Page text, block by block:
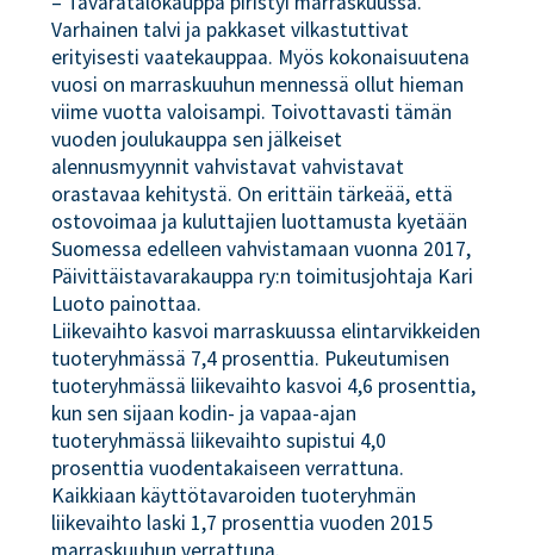
Varhainen talvi ja pakkaset vilkastuttivat
erityisesti vaatekauppaa. Myös kokonaisuutena
vuosi on marraskuuhun mennessä ollut hieman
viime vuotta valoisampi. Toivottavasti tämän
vuoden joulukauppa sen jälkeiset
alennusmyynnit vahvistavat vahvistavat
orastavaa kehitystä. On erittäin tärkeää, että
ostovoimaa ja kuluttajien luottamusta kyetään
Suomessa edelleen vahvistamaan vuonna 2017,
Päivittäistavarakauppa ry:n toimitusjohtaja Kari
Luoto painottaa.
Liikevaihto kasvoi marraskuussa elintarvikkeiden
tuoteryhmässä 7,4 prosenttia. Pukeutumisen
tuoteryhmässä liikevaihto kasvoi 4,6 prosenttia,
kun sen sijaan kodin- ja vapaa-ajan
tuoteryhmässä liikevaihto supistui 4,0
prosenttia vuodentakaiseen verrattuna.
Kaikkiaan käyttötavaroiden tuoteryhmän
liikevaihto laski 1,7 prosenttia vuoden 2015